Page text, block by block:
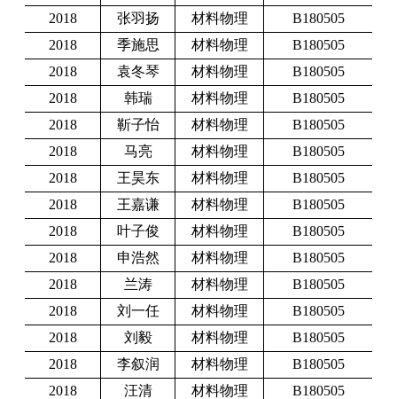
2018
张羽扬 材料物理
B180505
2018
季施思 材料物理
B180505
2018
袁冬琴 材料物理
B180505
2018
韩瑞 材料物理
B180505
2018
靳子怡 材料物理
B180505
2018
马亮 材料物理
B180505
2018
王昊东 材料物理
B180505
2018
王嘉谦 材料物理
B180505
2018
叶子俊 材料物理
B180505
2018
申浩然 材料物理
B180505
2018
兰涛 材料物理
B180505
2018
刘一任 材料物理
B180505
2018
刘毅 材料物理
B180505
2018
李叙润 材料物理
B180505
2018
汪清 材料物理
B180505